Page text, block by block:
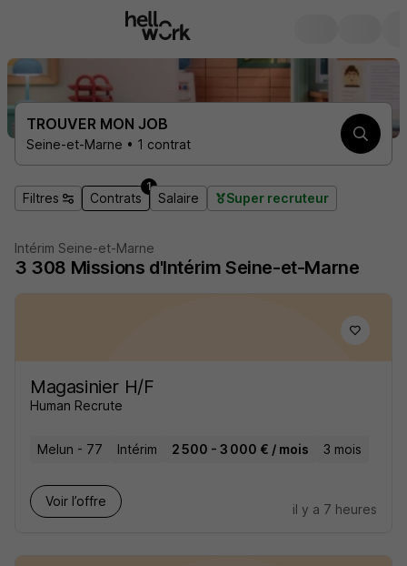
TROUVER MON JOB
Seine-et-Marne • 1 contrat
Filtres Contrats
1
Salaire Super recruteur
Intérim Seine-et-Marne
3 308 Missions d'Intérim Seine-et-Marne
Magasinier H/F
Human Recrute
Melun - 77 Intérim 2 500 - 3 000 € / mois 3 mois
Voir l’offre
il y a 7 heures